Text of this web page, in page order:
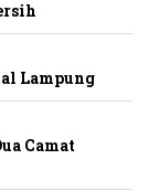
Lampung
Camat